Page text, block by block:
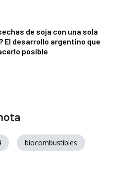
de soja con una sola
El desarrollo argentino que
posible
biocombustibles